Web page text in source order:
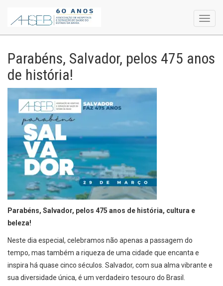
Parabéns, Salvador, pelos 475 anos
de história!
Parabéns, Salvador, pelos 475 anos de história, cultura e
beleza!
Neste dia especial, celebramos não apenas a passagem do
tempo, mas também a riqueza de uma cidade que encanta e
inspira há quase cinco séculos. Salvador, com sua alma vibrante e
sua diversidade única, é um verdadeiro tesouro do Brasil.